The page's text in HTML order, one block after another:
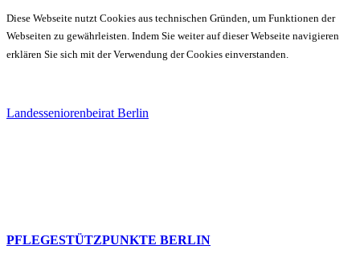
Diese Webseite nutzt Cookies aus technischen Gründen, um Funktionen der
Webseiten zu gewährleisten. Indem Sie weiter auf dieser Webseite navigieren
erklären Sie sich mit der Verwendung der Cookies einverstanden.
Landesseniorenbeirat Berlin
PFLEGESTÜTZPUNKTE BERLIN